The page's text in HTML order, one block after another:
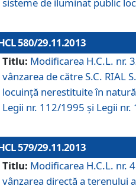
sisteme de iluminat public
580/29.11.2013
Titlu: Modificarea H.C.L. nr.
vânzarea de către S.C. RIAL
locuinţă nerestituite în
Legii nr. 112/1995 şi Legii
579/29.11.2013
Titlu: Modificarea H.C.L. nr.
vânzarea directă a terenului